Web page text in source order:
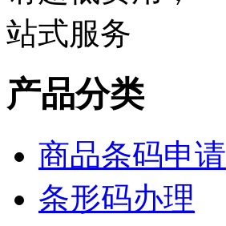
产品分类
商品条码申请
条形码办理